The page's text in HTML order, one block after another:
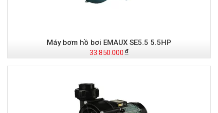
Máy bơm hồ bơi EMAUX SE5.5 5.5HP
33.850.000